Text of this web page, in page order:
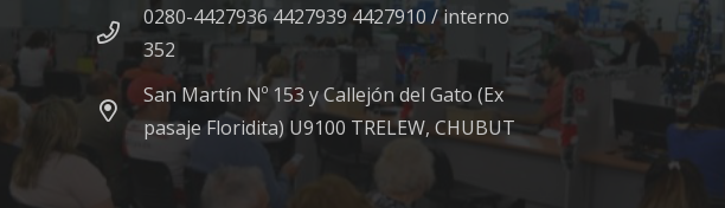
0280-4427936 4427939 4427910 / interno
352
San Martín Nº 153 y Callejón del Gato (Ex
pasaje Floridita) U9100 TRELEW, CHUBUT